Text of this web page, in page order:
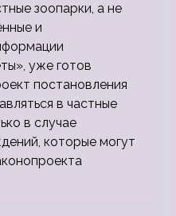
зоопарки, а не
и
уже готов
постановления
в частные
в случае
которые могут